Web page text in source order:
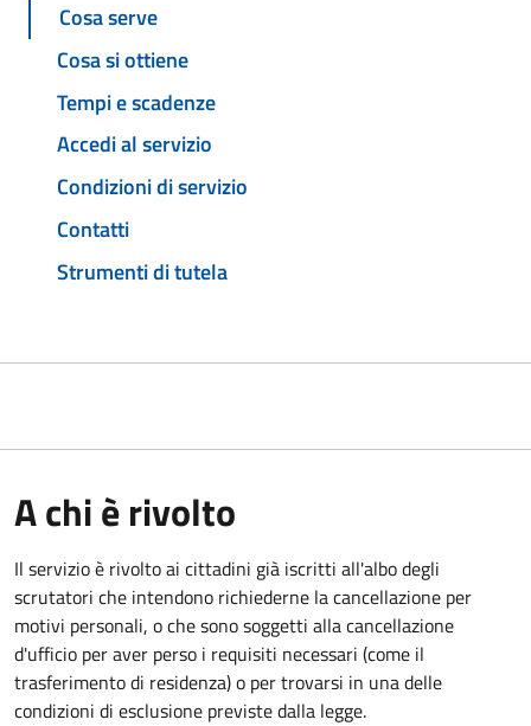
Cosa serve
Cosa si ottiene
Tempi e scadenze
Accedi al servizio
Condizioni di servizio
Contatti
Strumenti di tutela
A chi è rivolto
Il servizio è rivolto ai cittadini già iscritti all'albo degli
scrutatori che intendono richiederne la cancellazione per
motivi personali, o che sono soggetti alla cancellazione
d'ufficio per aver perso i requisiti necessari (come il
trasferimento di residenza) o per trovarsi in una delle
condizioni di esclusione previste dalla legge.